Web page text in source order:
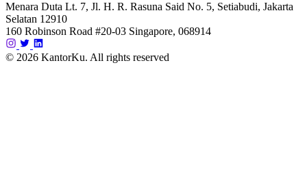
Menara Duta Lt. 7, Jl. H. R. Rasuna Said No. 5, Setiabudi, Jakarta
Selatan 12910
160 Robinson Road #20-03 Singapore, 068914
© 2026 KantorKu. All rights reserved